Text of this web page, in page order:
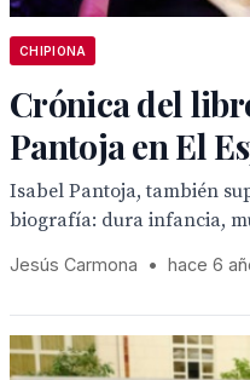
CHIPIONA
Crónica del
Pantoja en El
Isabel Pantoja, también
biografía: dura infancia,
Jesús Carmona • hace 6